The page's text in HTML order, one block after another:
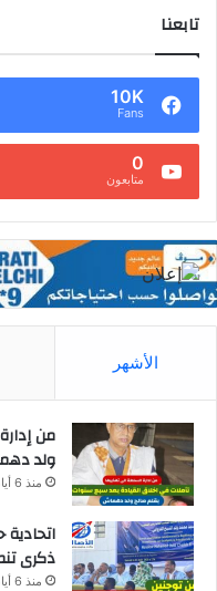
تابعنا
10K
Fans
0
متابعون
الأشهر
من
ولد
منذ 6 أيام
ذكرى
منذ 6 أيام